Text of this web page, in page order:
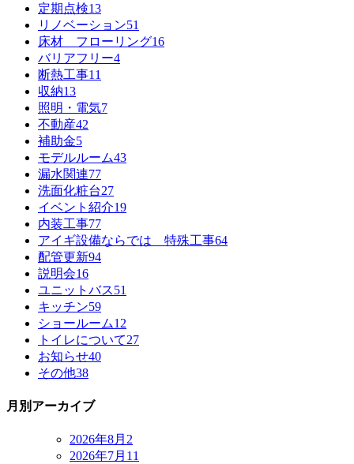
定期点検13
リノベーション51
床材 フローリング16
バリアフリー4
断熱工事11
収納13
照明・電気7
不動産42
補助金5
モデルルーム43
漏水関連77
洗面化粧台27
イベント紹介19
内装工事77
アイギ設備ならでは 特殊工事64
配管更新94
説明会16
ユニットバス51
キッチン59
ショールーム12
トイレについて27
お知らせ40
その他38
月別アーカイブ
2026年8月 2
2026年7月 11